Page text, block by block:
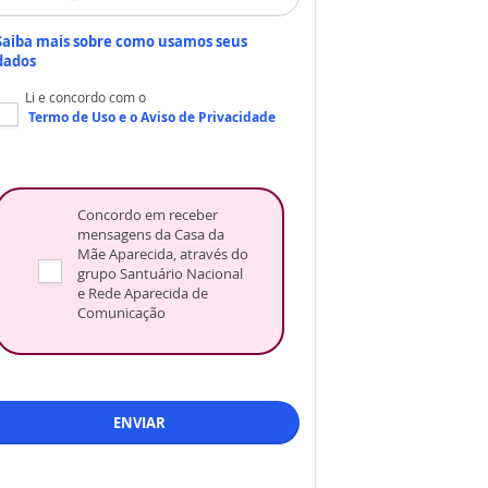
mais sobre como usamos seus
Li e concordo com o
Termo de Usoe oAviso de Privacidade
Concordo em receber
mensagens da Casa da
Mãe Aparecida, através do
grupo Santuário Nacional
e Rede Aparecida de
Comunicação
ENVIAR